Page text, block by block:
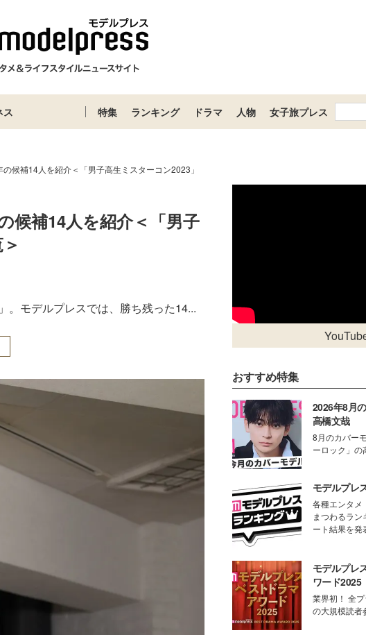
ス 特集 ランキング ドラマ 人物 女子旅プレス
候補14人を紹介＜「男子高生ミスターコン2023」
候補14人を紹介＜「男子
。モデルプレスでは、勝ち残った14...
おすすめ特集
2026年8月
高橋文哉
8月のカバー
ーロック」の
モデルプレ
各種エンタメ
まつわるラン
ート結果を発
モデルプレ
ワード2025
業界初！ 全
の大規模読者